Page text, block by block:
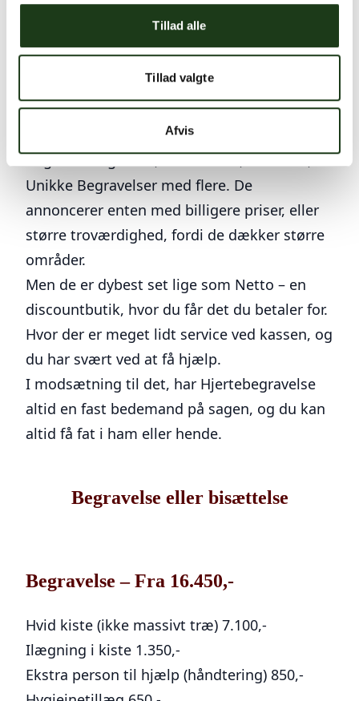
Tillad alle
Tillad valgte
Afvis
dyder indenfor bedemandsbranchen igen.
Der har de senere år været en bevægelse i
branchen væk fra den traditionelle
bedemand, mod en online bedemand, som
ikke har en lokal repræsentation.
Eksempler på sådanne forretninger er
Begravelsesguiden, God afsked, Lavendla,
Unikke Begravelser med flere. De
annoncerer enten med billigere priser, eller
større troværdighed, fordi de dækker større
områder.
Men de er dybest set lige som Netto – en
discountbutik, hvor du får det du betaler for.
Hvor der er meget lidt service ved kassen, og
du har svært ved at få hjælp.
I modsætning til det, har Hjertebegravelse
altid en fast bedemand på sagen, og du kan
altid få fat i ham eller hende.
Begravelse eller bisættelse
Begravelse – Fra 16.450,-
Hvid kiste (ikke massivt træ) 7.100,-
Ilægning i kiste 1.350,-
Ekstra person til hjælp (håndtering) 850,-